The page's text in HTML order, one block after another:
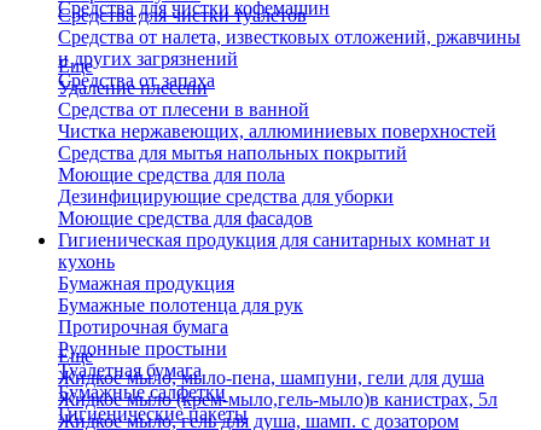
Средства для чистки кофемашин
Средства для чистки туалетов
Средства от налета, известковых отложений, ржавчины
и других загрязнений
Средства от запаха
Еще
Удаление плесени
Средства от плесени в ванной
Чистка нержавеющих, аллюминиевых поверхностей
Средства для мытья напольных покрытий
Моющие средства для пола
Дезинфицирующие средства для уборки
Моющие средства для фасадов
Гигиеническая продукция для санитарных комнат и
кухонь
Бумажная продукция
Бумажные полотенца для рук
Протирочная бумага
Рулонные простыни
Туалетная бумага
Бумажные салфетки
Гигиенические пакеты
Еще
Жидкое мыло, мыло-пена, шампуни, гели для душа
Жидкое мыло (крем-мыло,гель-мыло)в канистрах, 5л
Жидкое мыло, гель для душа, шамп. с дозатором